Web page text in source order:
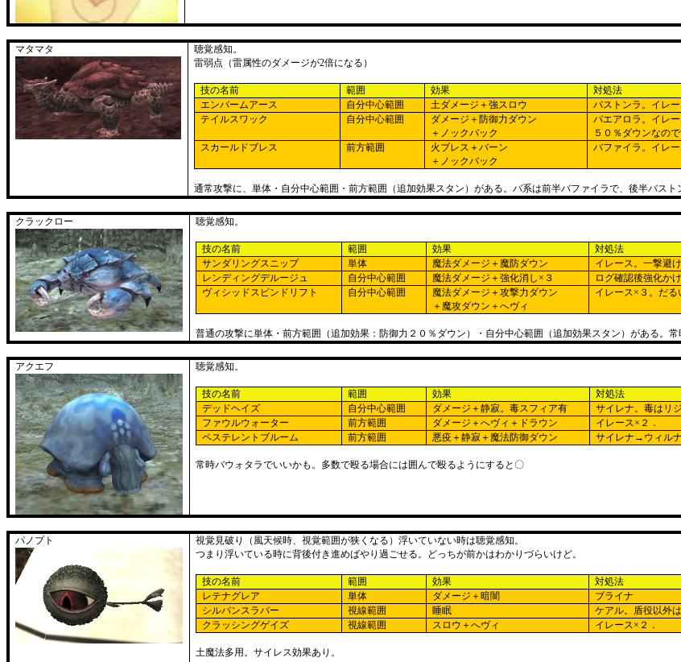
マタマタ
聴覚感知。
雷弱点（雷属性のダメージが2倍になる）
技の名前 範囲 効果
対処法
エンバームアース
自分中心範囲 土ダメージ＋強スロウ
バストンラ。イレー
テイルスワック
自分中心範囲
ダメージ＋防御力ダウン
＋ノックバック
バエアロラ。イレー
５０％ダウンなの
スカールドブレス
前方範囲
火ブレス＋バーン
＋ノックバック
バファイラ。イレ
通常攻撃に、単体・自分中心範囲・前方範囲（追加効果スタン）がある。バ系は前半バファイラで、後半バスト
クラックロー 聴覚感知。
技の名前 範囲 効果
対処法
サンダリングスニップ
単体 魔法ダメージ＋魔防ダウン
イレース。一撃避け
レンディングデルージュ
自分中心範囲 魔法ダメージ＋強化消し×３
ログ確認後強化か
ヴィシッドスピンドリフト
自分中心範囲
魔法ダメージ＋攻撃力ダウン
＋魔攻ダウン＋へヴィ
イレース×３。だる
普通の攻撃に単体・前方範囲（追加効果：防御力２０％ダウン）・自分中心範囲（追加効果スタン）がある。常
アクエフ 聴覚感知。
技の名前 範囲 効果
対処法
デッドヘイズ
自分中心範囲 ダメージ＋静寂。毒スフィア有
サイレナ。毒はリ
ファウルウォーター
前方範囲 ダメージ＋へヴィ＋ドラウン
イレース×２．
ペステレントブルーム
前方範囲 悪疫＋静寂＋魔法防御ダウン サイレナ→ウィル
常時バウォタラでいいかも。多数で殴る場合には囲んで殴るようにすると〇
パノプト
視覚見破り（風天候時、視覚範囲が狭くなる）浮いていない時は聴覚感知。
つまり浮いている時に背後付き進めばやり過ごせる。どっちが前かはわかりづらいけど。
技の名前 範囲 効果
対処法
レテナグレア
単体 ダメージ＋暗闇
ブライナ
シルバンスラバー
視線範囲 睡眠
ケアル。盾役以外
クラッシングゲイズ
視線範囲 スロウ＋へヴィ イレース×２．
土魔法多用。サイレス効果あり。